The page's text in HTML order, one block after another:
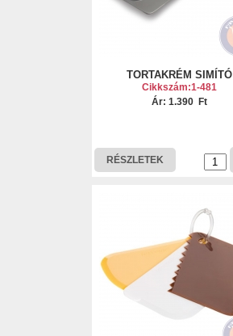
TORTAKRÉM SIMÍTÓ
Cikkszám:1-481
Ár: 1.390 Ft
RÉSZLETEK